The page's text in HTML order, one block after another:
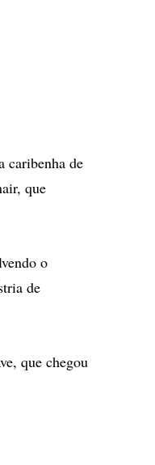
caribenha de
que
o
de
que chegou